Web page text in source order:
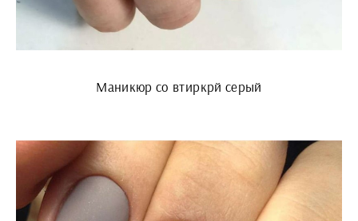
Маникюр со втиркрй серый